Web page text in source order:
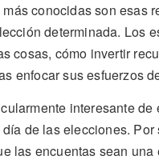
conocidas son esas
determinada. Los
cosas, cómo invertir
enfocar sus esfuerzos
interesante
de las elecciones.
las encuentas sean